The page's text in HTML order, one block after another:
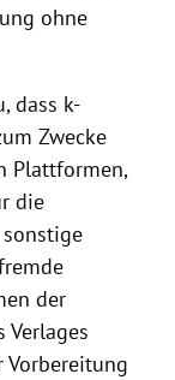
ohne
dass k-
Zwecke
Plattformen,
die
der
Verlages
Vorbereitung